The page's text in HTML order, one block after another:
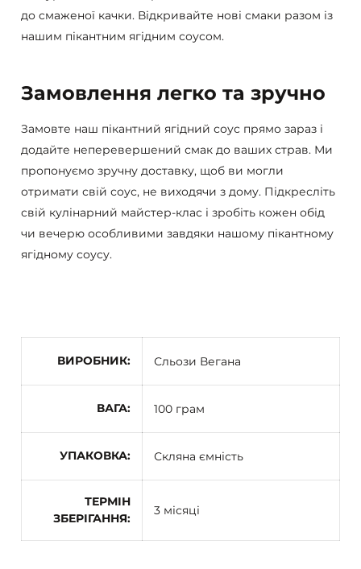
до смаженої качки. Відкривайте нові смаки разом із
нашим пікантним ягідним соусом.
Замовлення легко та зручно
Замовте наш пікантний ягідний соус прямо зараз і
додайте неперевершений смак до ваших страв. Ми
пропонуємо зручну доставку, щоб ви могли
отримати свій соус, не виходячи з дому. Підкресліть
свій кулінарний майстер-клас і зробіть кожен обід
чи вечерю особливими завдяки нашому пікантному
ягідному соусу.
ВИРОБНИК Сльози Вегана
ВАГА 100 грам
УПАКОВКА Скляна ємність
ТЕРМІН
ЗБЕРІГАННЯ
3 місяці